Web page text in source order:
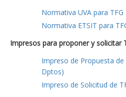
Normativa UVA para TFG
Normativa ETSIT para
Impresos para proponer y solicitar
Impreso de Propuesta
Dptos)
Impreso de Solicitud de